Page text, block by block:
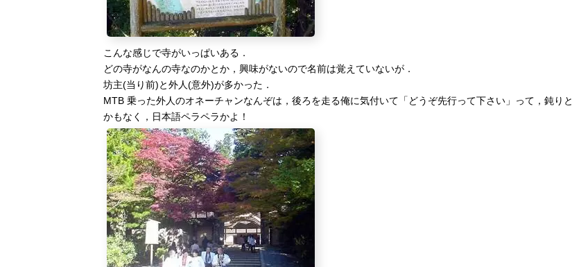
こんな感じで寺がいっぱいある．
どの寺がなんの寺なのかとか，興味がないので名前は覚えていないが．
坊主(当り前)と外人(意外)が多かった．
MTB 乗った外人のオネーチャンなんぞは，後ろを走る俺に気付いて「どうぞ先行って下さい」って，鈍りと
かもなく，日本語ペラペラかよ！